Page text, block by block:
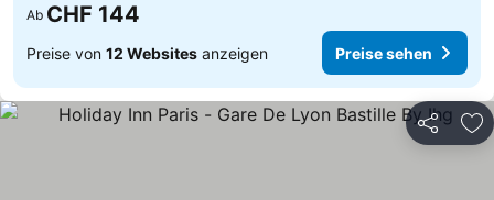
Ab CHF 144
Preise von 12 Websites anzeigen Preise sehen
Teilen